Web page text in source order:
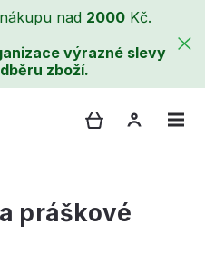
nad 2000 Kč.
výrazné slevy
zboží.
práškové